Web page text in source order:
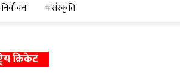
निर्वाचन संस्कृति
क्रिकेट